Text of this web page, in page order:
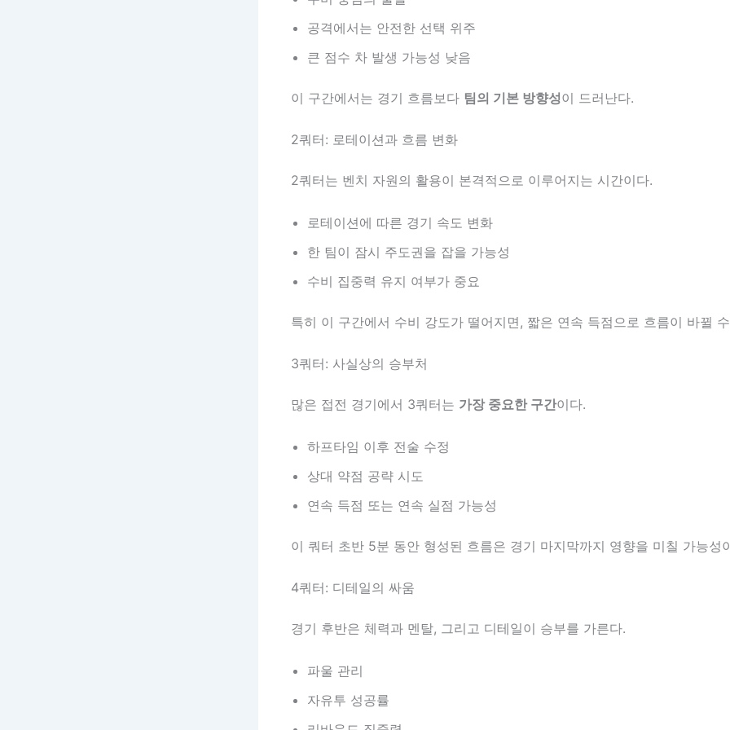
공격에서는 안전한 선택 위주
큰 점수 차 발생 가능성 낮음
이 구간에서는 경기 흐름보다 팀의 기본 방향성이 드러난다.
2쿼터: 로테이션과 흐름 변화
2쿼터는 벤치 자원의 활용이 본격적으로 이루어지는 시간이다.
로테이션에 따른 경기 속도 변화
한 팀이 잠시 주도권을 잡을 가능성
수비 집중력 유지 여부가 중요
특히 이 구간에서 수비 강도가 떨어지면, 짧은 연속 득점으로 흐름이 바뀔
3쿼터: 사실상의 승부처
많은 접전 경기에서 3쿼터는 가장 중요한 구간이다.
하프타임 이후 전술 수정
상대 약점 공략 시도
연속 득점 또는 연속 실점 가능성
이 쿼터 초반 5분 동안 형성된 흐름은 경기 마지막까지 영향을 미칠 가능성
4쿼터: 디테일의 싸움
경기 후반은 체력과 멘탈, 그리고 디테일이 승부를 가른다.
파울 관리
자유투 성공률